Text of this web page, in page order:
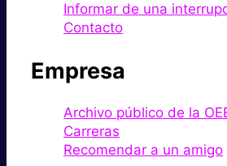
Informar de una
Contacto
Empresa
Archivo público de la
Carreras
Recomendar a un amigo